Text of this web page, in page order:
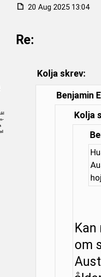
20 Aug 2025 13:04
Re:
Kolja skrev:
Benjamin
Kolja
om